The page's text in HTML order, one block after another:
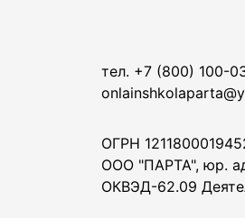
тел. +7 (800) 100-
ОГРН
ООО "ПАРТА", юр.
ОКВЭД-62.09